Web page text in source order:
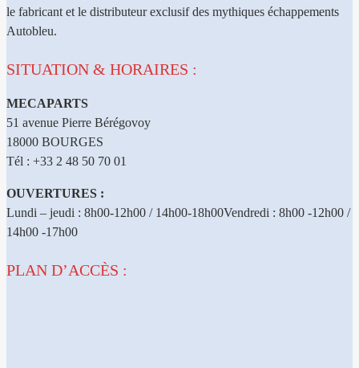
le fabricant et le distributeur exclusif des mythiques échappements
Autobleu.
SITUATION & HORAIRES :
MECAPARTS
51 avenue Pierre Bérégovoy
18000 BOURGES
Tél : +33 2 48 50 70 01
OUVERTURES :
Lundi – jeudi : 8h00-12h00 / 14h00-18h00Vendredi : 8h00 -12h00 /
14h00 -17h00
PLAN D’ACCÈS :